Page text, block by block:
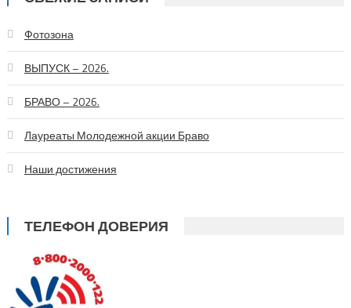
Фотозона
ВЫПУСК – 2026.
БРАВО – 2026.
Лауреаты Молодежной акции Браво
Наши достижения
ТЕЛЕФОН ДОВЕРИЯ